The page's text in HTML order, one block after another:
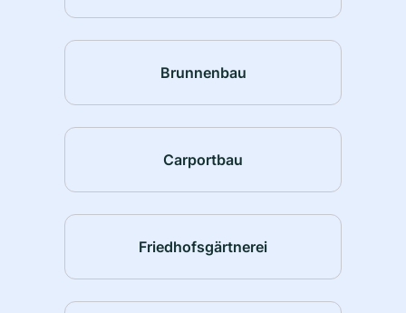
Brunnenbau
Carportbau
Friedhofsgärtnerei